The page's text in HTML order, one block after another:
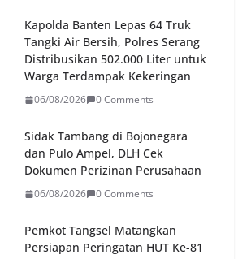
Kapolda Banten Lepas 64 Truk
Tangki Air Bersih, Polres Serang
Distribusikan 502.000 Liter untuk
Warga Terdampak Kekeringan
06/08/2026 0 Comments
Sidak Tambang di Bojonegara
dan Pulo Ampel, DLH Cek
Dokumen Perizinan Perusahaan
06/08/2026 0 Comments
Pemkot Tangsel Matangkan
Persiapan Peringatan HUT Ke-81